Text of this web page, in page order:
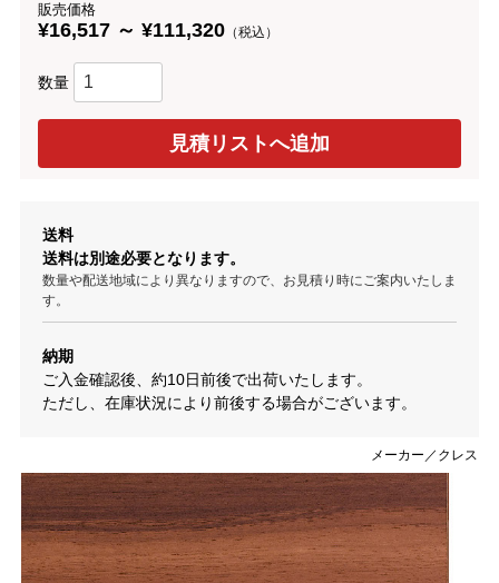
メーカー／クレス
販売価格
¥16,517 ～ ¥111,320（税込）
数量
送料
送料は別途必要となります。
数量や配送地域により異なりますので、お見積り時にご案内いたしま
す。
納期
ご入金確認後、約10日前後で出荷いたします。
ただし、在庫状況により前後する場合がございます。